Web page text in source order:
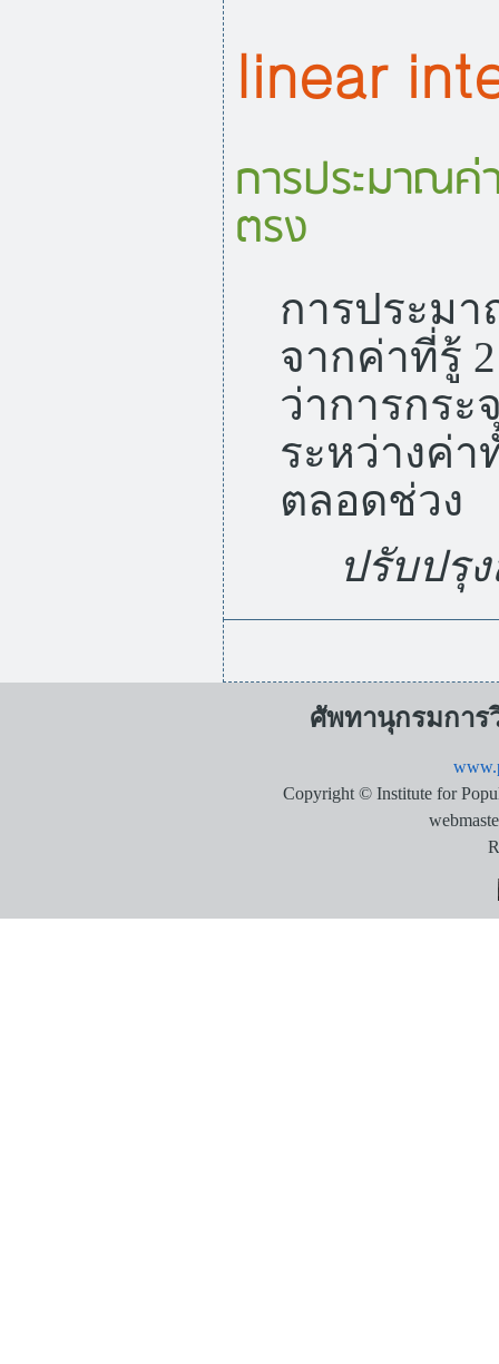
linear
การประมาณค่
ตรง
การประม
จากค่าที่รู้
ว่าการกระ
ระหว่างค่า
ตลอดช่วง
ปรับปรุ
ศัพทานุกรมการ
Copyright © Institute for